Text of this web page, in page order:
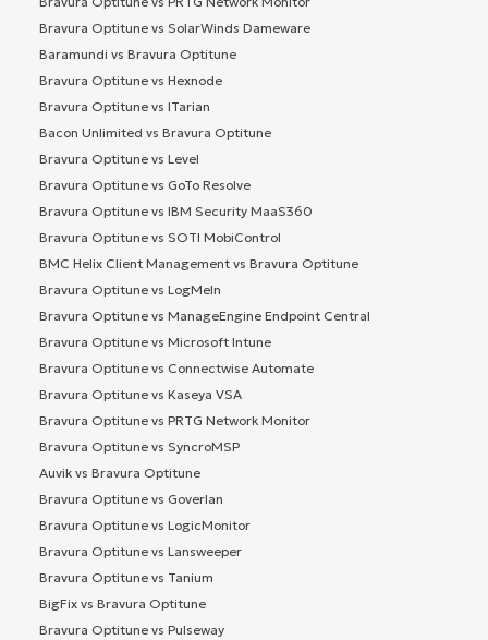
Bravura Optitune vs SolarWinds Dameware
Baramundi vs Bravura Optitune
Bravura Optitune vs Hexnode
Bravura Optitune vs ITarian
Bacon Unlimited vs Bravura Optitune
Bravura Optitune vs Level
Bravura Optitune vs GoTo Resolve
Bravura Optitune vs IBM Security MaaS360
Bravura Optitune vs SOTI MobiControl
BMC Helix Client Management vs Bravura Optitune
Bravura Optitune vs LogMeIn
Bravura Optitune vs ManageEngine Endpoint Central
Bravura Optitune vs Microsoft Intune
Bravura Optitune vs Connectwise Automate
Bravura Optitune vs Kaseya VSA
Bravura Optitune vs PRTG Network Monitor
Bravura Optitune vs SyncroMSP
Auvik vs Bravura Optitune
Bravura Optitune vs Goverlan
Bravura Optitune vs LogicMonitor
Bravura Optitune vs Lansweeper
Bravura Optitune vs Tanium
BigFix vs Bravura Optitune
Bravura Optitune vs Pulseway